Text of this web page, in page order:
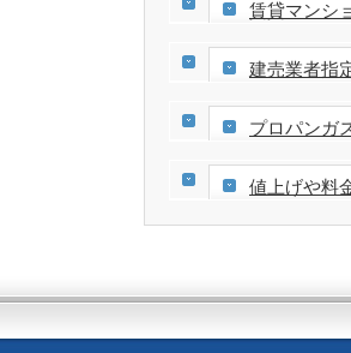
賃貸マンシ
建売業者指
プロパンガ
値上げや料